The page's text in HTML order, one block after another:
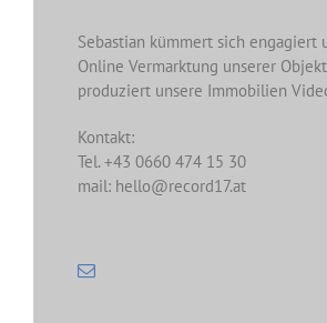
Sebastian kümmert sich engagiert
Online Vermarktung unserer
produziert unsere Immobilien
Kontakt:
Tel. +43 0660 474 15 30
mail: hello@record17.at